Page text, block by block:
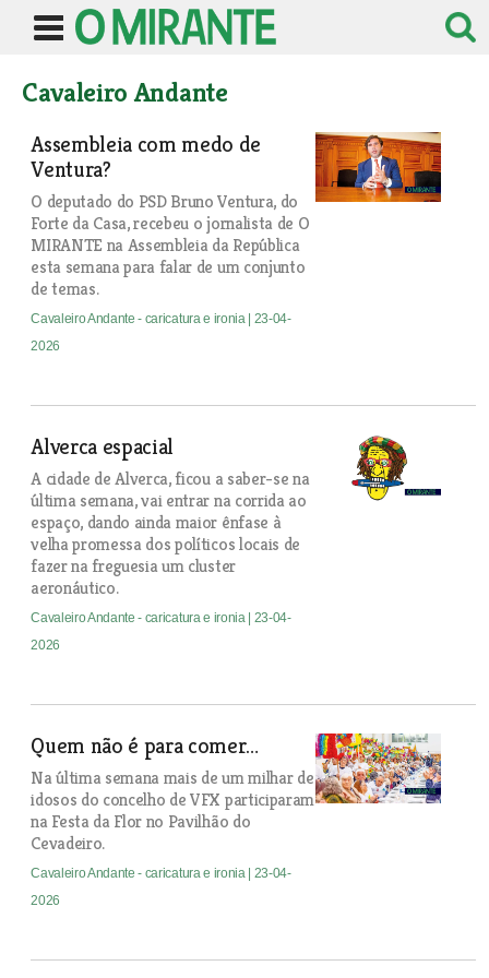
Cavaleiro Andante
Assembleia com medo de
Ventura?
O deputado do PSD Bruno Ventura, do
Forte da Casa, recebeu o jornalista de O
MIRANTE na Assembleia da República
esta semana para falar de um conjunto
de temas.
Cavaleiro Andante - caricatura e ironia | 23-04-
2026
Alverca espacial
A cidade de Alverca, ficou a saber-se na
última semana, vai entrar na corrida ao
espaço, dando ainda maior ênfase à
velha promessa dos políticos locais de
fazer na freguesia um cluster
aeronáutico.
Cavaleiro Andante - caricatura e ironia | 23-04-
2026
Quem não é para comer…
Na última semana mais de um milhar de
idosos do concelho de VFX participaram
na Festa da Flor no Pavilhão do
Cevadeiro.
Cavaleiro Andante - caricatura e ironia | 23-04-
2026